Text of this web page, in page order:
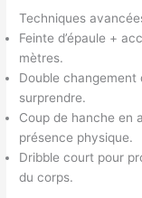
Techniques
Feinte d’épaule +
mètres.
Double
surprendre.
Coup de hanche en
présence physique.
Dribble court pour
du corps.